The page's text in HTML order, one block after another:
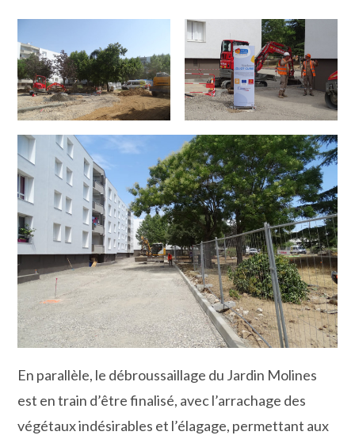
En parallèle, le débroussaillage du Jardin Molines
est en train d’être finalisé, avec l’arrachage des
végétaux indésirables et l’élagage, permettant aux